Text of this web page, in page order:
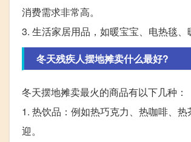
消费需求非常高。
3. 生活家居用品，如暖宝宝、电热毯
冬天残疾人摆地摊卖什么最好?
冬天摆地摊卖最火的商品有以下几种：
1. 热饮品：例如热巧克力、热咖啡、
迎。